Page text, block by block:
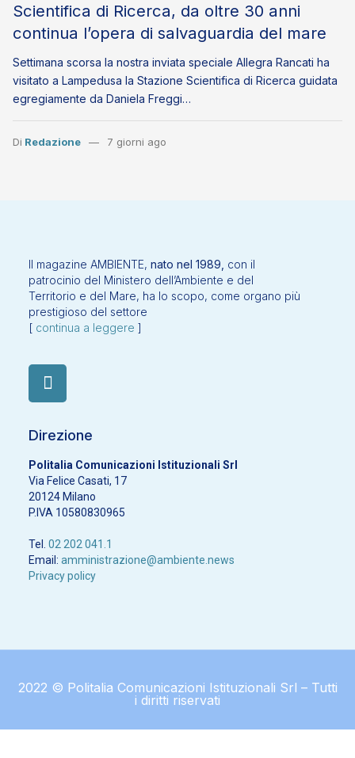
Scientifica di Ricerca, da oltre 30 anni
continua l’opera di salvaguardia del mare
Settimana scorsa la nostra inviata speciale Allegra Rancati ha
visitato a Lampedusa la Stazione Scientifica di Ricerca guidata
egregiamente da Daniela Freggi…
Di Redazione 7 giorni ago
Il magazine AMBIENTE, nato nel 1989, con il
patrocinio del Ministero dell’Ambiente e del
Territorio e del Mare, ha lo scopo, come organo più
prestigioso del settore
[ continua a leggere ]
Direzione
Politalia Comunicazioni Istituzionali Srl
Via Felice Casati, 17
20124 Milano
P.IVA 10580830965
Tel. 02 202 041.1
Email: amministrazione@ambiente.news
Privacy policy
2022 © Politalia Comunicazioni Istituzionali Srl – Tutti
i diritti riservati